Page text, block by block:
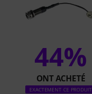
44%
ONT ACHETÉ
EXACTEMENT CE PRODUIT